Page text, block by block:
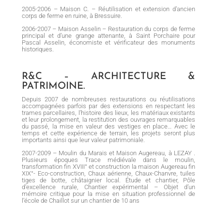
2005-2006 – Maison C. – Réutilisation et extension d’ancien
corps de ferme en ruine, à Bressuire.
2006-2007 – Maison Asselin – Restauration du corps de ferme
principal et d’une grange attenante, à Saint Porchaire pour
Pascal Asselin, économiste et vérificateur des monuments
historiques.
R&C – ARCHITECTURE &
PATRIMOINE.
Depuis 2007 de nombreuses restaurations ou réutilisations
accompagnées parfois par des extensions en respectant les
trames parcellaires, l’histoire des lieux, les matériaux existants
et leur prolongement, la restitution des ouvrages remarquables
du passé, la mise en valeur des vestiges en place… Avec le
temps et cette expérience de terrain, les projets seront plus
importants ainsi que leur valeur patrimoniale.
2007-2009 – Moulin du Marais et Maison Augereau, à LEZAY .
Plusieurs époques Trace médiévale dans le moulin,
transformation fin XVIII° et construction la maison Augereau fin
XIX°- Eco-construction, Chaux aérienne, Chaux-Chanvre, tuiles
tiges de botte, châtaignier local. Étude et chantier, Pôle
d’excellence rurale, Chantier expérimental – Objet d’un
mémoire critique pour la mise en situation professionnel de
l’école de Chaillot sur un chantier de 10 ans